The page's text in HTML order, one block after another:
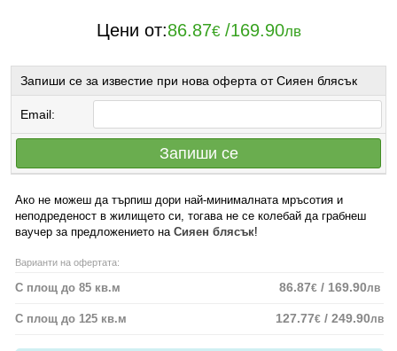
Цени от:86.87€/169.90лв
Запиши се за известие при нова оферта от Сияен блясък
Email:
Запиши се
Ако не можеш да търпиш дори най-минималната мръсотия и
неподреденост в жилището си, тогава не се колебай да грабнеш
ваучер за предложението на Сияен блясък!
Варианти на офертата:
С площ до 85 кв.м 86.87€ / 169.90лв
С площ до 125 кв.м 127.77€ / 249.90лв